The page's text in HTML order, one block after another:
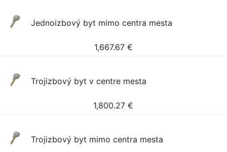
Jednoizbový byt mimo centra mesta
1,667.67 €
Trojizbový byt v centre mesta
1,800.27 €
Trojizbový byt mimo centra mesta